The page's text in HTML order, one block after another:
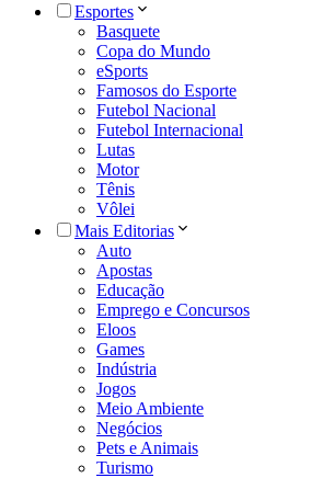
Esportes
Basquete
Copa do Mundo
eSports
Famosos do Esporte
Futebol Nacional
Futebol Internacional
Lutas
Motor
Tênis
Vôlei
Mais Editorias
Auto
Apostas
Educação
Emprego e Concursos
Eloos
Games
Indústria
Jogos
Meio Ambiente
Negócios
Pets e Animais
Turismo